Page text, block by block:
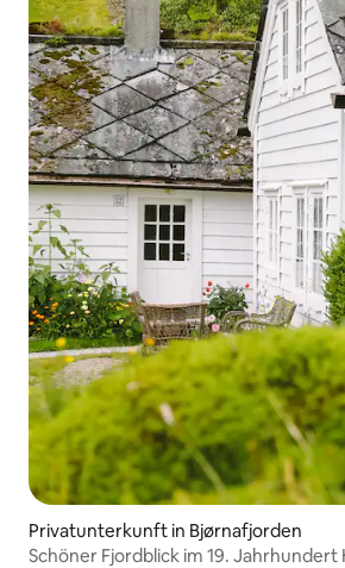
Privatunterkunft in Bjørnafjorden
Schöner Fjordblick im 19. Jahrhundert